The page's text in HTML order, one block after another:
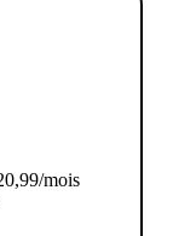
mois